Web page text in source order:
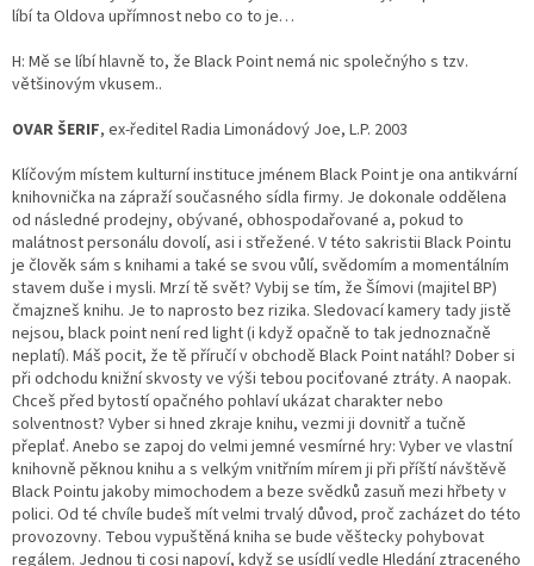
líbí ta Oldova upřímnost nebo co to je…
H: Mě se líbí hlavně to, že Black Point nemá nic společnýho s tzv.
většinovým vkusem..
OVAR ŠERIF, ex-ředitel Radia Limonádový Joe, L.P. 2003
Klíčovým místem kulturní instituce jménem Black Point je ona antikvární
knihovnička na zápraží současného sídla firmy. Je dokonale oddělena
od následné prodejny, obývané, obhospodařované a, pokud to
malátnost personálu dovolí, asi i střežené. V této sakristii Black Pointu
je člověk sám s knihami a také se svou vůlí, svědomím a momentálním
stavem duše i mysli. Mrzí tě svět? Vybij se tím, že Šímovi (majitel BP)
čmajzneš knihu. Je to naprosto bez rizika. Sledovací kamery tady jistě
nejsou, black point není red light (i když opačně to tak jednoznačně
neplatí). Máš pocit, že tě příručí v obchodě Black Point natáhl? Dober si
při odchodu knižní skvosty ve výši tebou pociťované ztráty. A naopak.
Chceš před bytostí opačného pohlaví ukázat charakter nebo
solventnost? Vyber si hned zkraje knihu, vezmi ji dovnitř a tučně
přeplať. Anebo se zapoj do velmi jemné vesmírné hry: Vyber ve vlastní
knihovně pěknou knihu a s velkým vnitřním mírem ji při příští návštěvě
Black Pointu jakoby mimochodem a beze svědků zasuň mezi hřbety v
polici. Od té chvíle budeš mít velmi trvalý důvod, proč zacházet do této
provozovny. Tebou vypuštěná kniha se bude věštecky pohybovat
regálem. Jednou ti cosi napoví, když se usídlí vedle Hledání ztraceného